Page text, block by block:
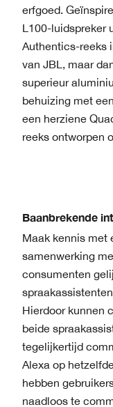
erfgoed.
L100-luidspreker
Authentics-reeks
van JBL, maar
superieur
behuizing met
een herziene
reeks ontworpen
Baanbrekende
Maak kennis met
samenwerking
consumenten
Hierdoor kunnen
beide
tegelijkertijd
Alexa op
hebben
naadloos te